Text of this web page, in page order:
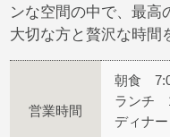
ンな空間の中で、最高
大切な方と贅沢な時間
営業時間
朝食
ランチ
ディナ